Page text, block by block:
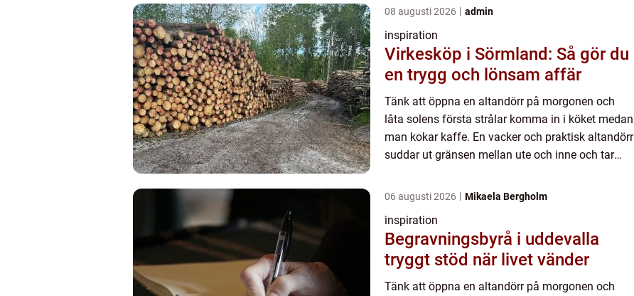
08 augusti 2026 admin
inspiration
Virkesköp i Sörmland: Så gör du
en trygg och lönsam affär
Tänk att öppna en altandörr på morgonen och
låta solens första strålar komma in i köket medan
man kokar kaffe. En vacker och praktisk altandörr
suddar ut gränsen mellan ute och inne och tar
06 augusti 2026 Mikaela Bergholm
inspiration
Begravningsbyrå i uddevalla
tryggt stöd när livet vänder
Tänk att öppna en altandörr på morgonen och